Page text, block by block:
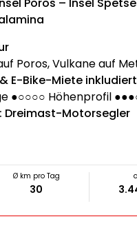
Poros – Insel
Poros, Vulkane auf
E-Bike-Miete
●○○○○ Höhenprofil
Dreimast-Motorsegler
Ø km pro Tag
30